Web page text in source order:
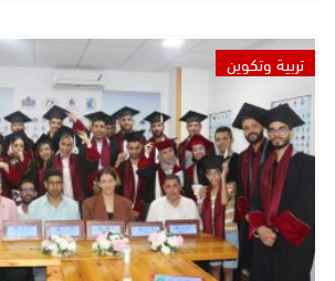
تربية وتكوين